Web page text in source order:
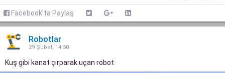
Facebook'ta Paylaş
Robotlar
29 Şubat, 14:50
Kuş gibi kanat çırparak uçan robot